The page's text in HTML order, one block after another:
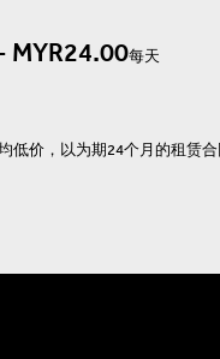
MYR24.00每天
低价，以为期24个月的租赁